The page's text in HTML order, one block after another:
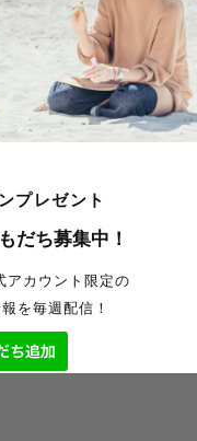
プレゼント
だち募集中！
アカウント限定の
を毎週配信！